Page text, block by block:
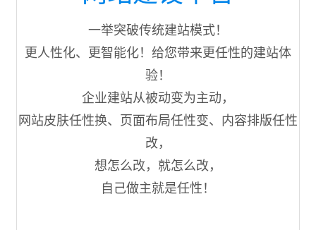
一举突破传统建站模式！
更人性化、更智能化！给您带来更任性的建站体
验！
企业建站从被动变为主动，
网站皮肤任性换、页面布局任性变、内容排版任性
改，
想怎么改，就怎么改，
自己做主就是任性！